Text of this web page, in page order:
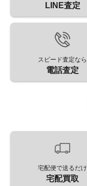
LINE査定
スピード査定なら
電話査定
宅配便で送るだけ
宅配買取